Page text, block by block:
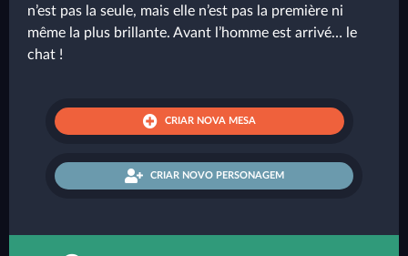
n’est pas la seule, mais elle n’est pas la première ni
même la plus brillante. Avant l’homme est arrivé… le
chat !
CRIAR NOVA MESA
CRIAR NOVO PERSONAGEM